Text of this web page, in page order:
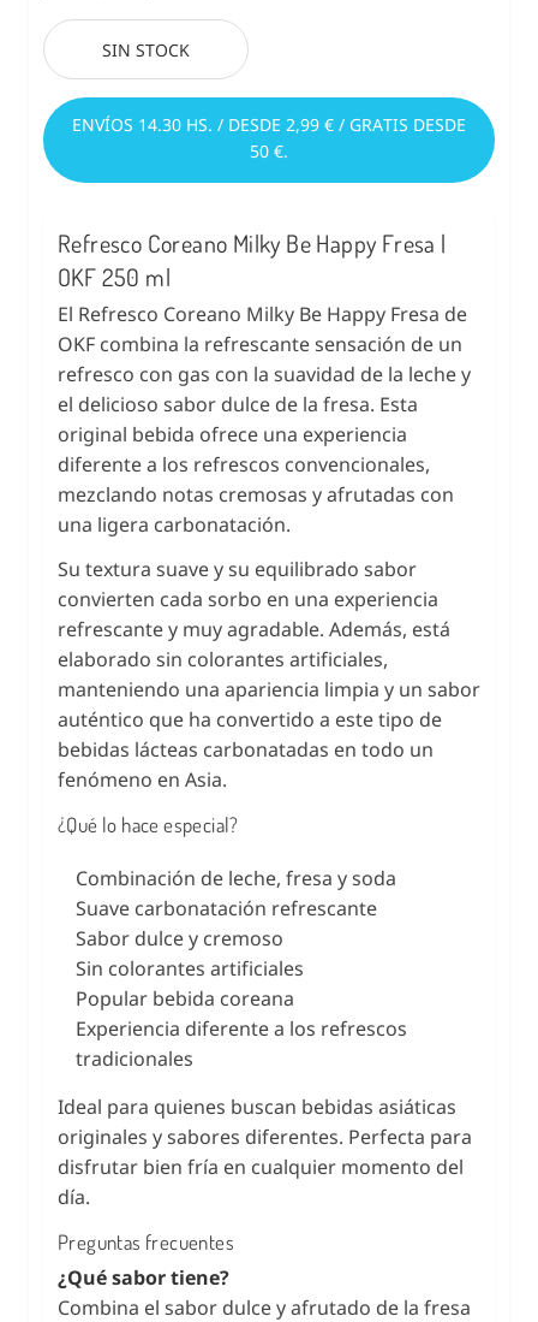
SIN STOCK
ENVÍOS 14.30 HS. / DESDE 2,99 € / GRATIS DESDE
50 €.
Refresco Coreano Milky Be Happy Fresa |
OKF 250 ml
El Refresco Coreano Milky Be Happy Fresa de
OKF combina la refrescante sensación de un
refresco con gas con la suavidad de la leche y
el delicioso sabor dulce de la fresa. Esta
original bebida ofrece una experiencia
diferente a los refrescos convencionales,
mezclando notas cremosas y afrutadas con
una ligera carbonatación.
Su textura suave y su equilibrado sabor
convierten cada sorbo en una experiencia
refrescante y muy agradable. Además, está
elaborado sin colorantes artificiales,
manteniendo una apariencia limpia y un sabor
auténtico que ha convertido a este tipo de
bebidas lácteas carbonatadas en todo un
fenómeno en Asia.
¿Qué lo hace especial?
Combinación de leche, fresa y soda
Suave carbonatación refrescante
Sabor dulce y cremoso
Sin colorantes artificiales
Popular bebida coreana
Experiencia diferente a los refrescos
tradicionales
Ideal para quienes buscan bebidas asiáticas
originales y sabores diferentes. Perfecta para
disfrutar bien fría en cualquier momento del
día.
Preguntas frecuentes
¿Qué sabor tiene?
Combina el sabor dulce y afrutado de la fresa